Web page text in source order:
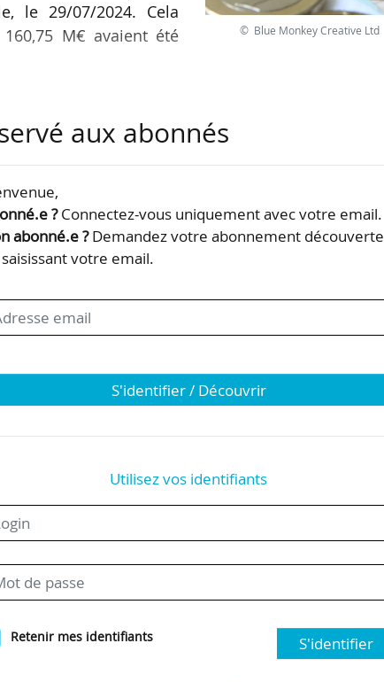
le 29/07/2024. Cela
M€ avaient été
(contre 24,11 M€ en
précédente (+6,83 %).
22€ par étudiant selon
de la…
© Blue Monkey Creative Ltd
aux abonnés
?Connectez-vous uniquement avec votre email.
abonné.e ?Demandez votre abonnement découverte
votre email.
S'identifier / Découvrir
Utilisez vos identifiants
Retenir mes identifiants S'identifier